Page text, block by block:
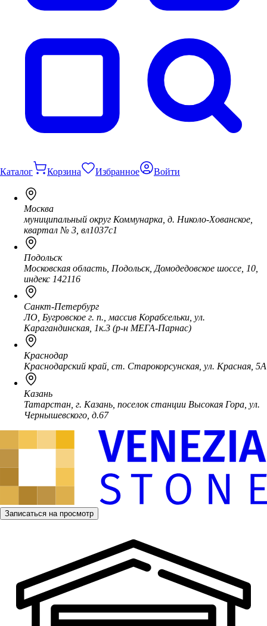
Каталог Корзина Избранное Войти
Москва
муниципальный округ Коммунарка, д. Николо-Хованское,
квартал № 3, вл1037с1
Подольск
Московская область, Подольск, Домодедовское шоссе, 10,
индекс 142116
Санкт-Петербург
ЛО, Бугровское г. п., массив Корабсельки, ул.
Карагандинская, 1к.3 (р-н МЕГА-Парнас)
Краснодар
Краснодарский край, ст. Старокорсунская, ул. Красная, 5А
Казань
Татарстан, г. Казань, поселок станции Высокая Гора, ул.
Чернышевского, д.67
Записаться на просмотр